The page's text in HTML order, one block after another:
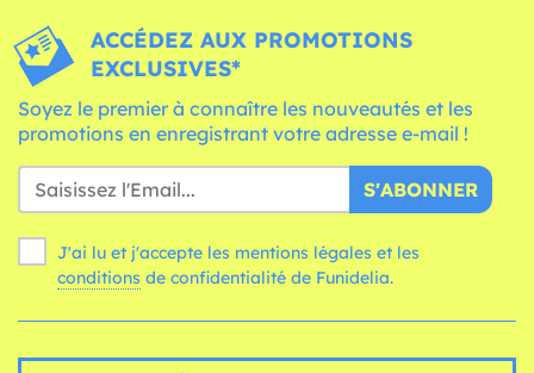
ACCÉDEZ AUX PROMOTIONS
EXCLUSIVES*
Soyez le premier à connaître les nouveautés et les
promotions en enregistrant votre adresse e-mail !
S'ABONNER
J'ai lu et j'accepte les mentions légales et les
conditions de confidentialité de Funidelia.